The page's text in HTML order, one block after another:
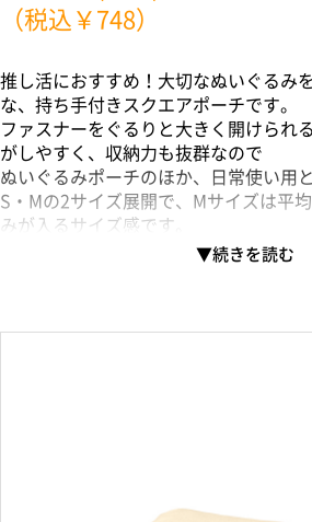
（税込￥748）
推し活におすすめ！大切なぬいぐるみ
な、持ち手付きスクエアポーチです。
ファスナーをぐるりと大きく開けられ
がしやすく、収納力も抜群なので
ぬいぐるみポーチのほか、日常使い用
S・Mの2サイズ展開で、Mサイズは平
みが入るサイズ感です。
豊富なカラーバリエーションで展開し